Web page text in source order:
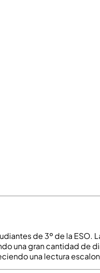
de 3º de la
una gran cantidad de
una lectura